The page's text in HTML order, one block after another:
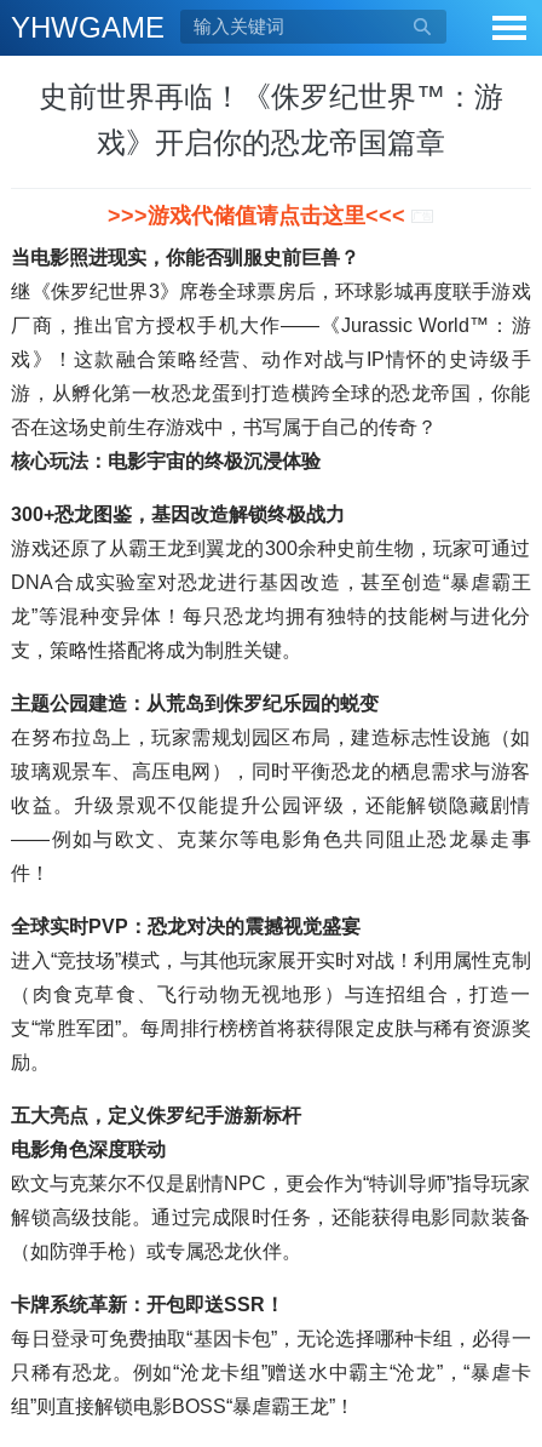
YHWGAME 
史前世界再临！《侏罗纪世界™：游
戏》开启你的恐龙帝国篇章
>>>游戏代储值请点击这里<<<
当电影照进现实，你能否驯服史前巨兽？
继《侏罗纪世界3》席卷全球票房后，环球影城再度联手游戏
厂商，推出官方授权手机大作——《Jurassic World™：游
戏》！这款融合策略经营、动作对战与IP情怀的史诗级手
游，从孵化第一枚恐龙蛋到打造横跨全球的恐龙帝国，你能
否在这场史前生存游戏中，书写属于自己的传奇？
核心玩法：电影宇宙的终极沉浸体验
300+恐龙图鉴，基因改造解锁终极战力
游戏还原了从霸王龙到翼龙的300余种史前生物，玩家可通过
DNA合成实验室对恐龙进行基因改造，甚至创造“暴虐霸王
龙”等混种变异体！每只恐龙均拥有独特的技能树与进化分
支，策略性搭配将成为制胜关键。
主题公园建造：从荒岛到侏罗纪乐园的蜕变
在努布拉岛上，玩家需规划园区布局，建造标志性设施（如
玻璃观景车、高压电网），同时平衡恐龙的栖息需求与游客
收益。升级景观不仅能提升公园评级，还能解锁隐藏剧情
——例如与欧文、克莱尔等电影角色共同阻止恐龙暴走事
件！
全球实时PVP：恐龙对决的震撼视觉盛宴
进入“竞技场”模式，与其他玩家展开实时对战！利用属性克制
（肉食克草食、飞行动物无视地形）与连招组合，打造一
支“常胜军团”。每周排行榜榜首将获得限定皮肤与稀有资源奖
励。
五大亮点，定义侏罗纪手游新标杆
电影角色深度联动
欧文与克莱尔不仅是剧情NPC，更会作为“特训导师”指导玩家
解锁高级技能。通过完成限时任务，还能获得电影同款装备
（如防弹手枪）或专属恐龙伙伴。
卡牌系统革新：开包即送SSR！
每日登录可免费抽取“基因卡包”，无论选择哪种卡组，必得一
只稀有恐龙。例如“沧龙卡组”赠送水中霸主“沧龙”，“暴虐卡
组”则直接解锁电影BOSS“暴虐霸王龙”！